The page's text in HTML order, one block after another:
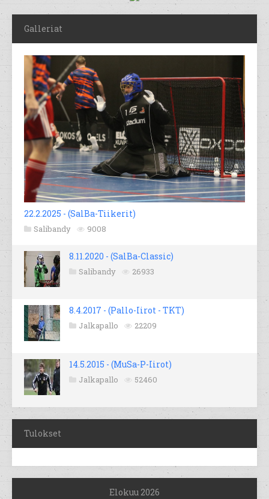
Galleriat
22.2.2025 - (SalBa-Tiikerit)
Salibandy 9008
8.11.2020 - (SalBa-Classic)
Salibandy 26933
8.4.2017 - (Pallo-Iirot - TKT)
Jalkapallo 22209
14.5.2015 - (MuSa-P-Iirot)
Jalkapallo 52460
Tulokset
Elokuu 2026